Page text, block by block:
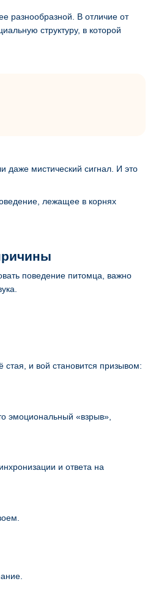
разнообразной. В отличие от
структуру, в которой
даже мистический сигнал. И это
лежащее в корнях
поведение питомца, важно
и вой становится призывом:
эмоциональный «взрыв»,
и ответа на